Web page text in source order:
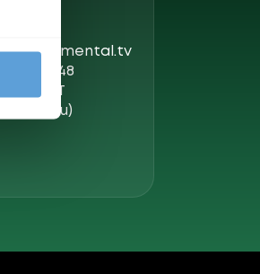
777848
17:00 EET
дни)